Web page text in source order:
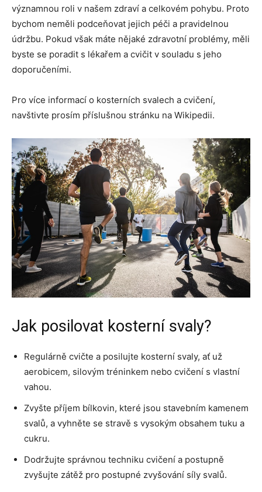
významnou roli v našem zdraví a celkovém pohybu. Proto
bychom neměli podceňovat jejich péči a pravidelnou
údržbu. Pokud však máte nějaké zdravotní problémy, měli
byste se poradit s lékařem a cvičit v souladu s jeho
doporučeními.
Pro více informací o kosterních svalech a cvičení,
navštivte prosím příslušnou stránku na Wikipedii.
Jak posilovat kosterní svaly?
Regulárně cvičte a posilujte kosterní svaly, ať už
aerobicem, silovým tréninkem nebo cvičení s vlastní
vahou.
Zvyšte příjem bílkovin, které jsou stavebním kamenem
svalů, a vyhněte se stravě s vysokým obsahem tuku a
cukru.
Dodržujte správnou techniku cvičení a postupně
zvyšujte zátěž pro postupné zvyšování síly svalů.